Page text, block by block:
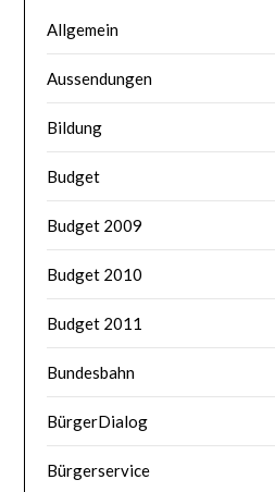
Allgemein
Aussendungen
Bildung
Budget
Budget 2009
Budget 2010
Budget 2011
Bundesbahn
BürgerDialog
Bürgerservice